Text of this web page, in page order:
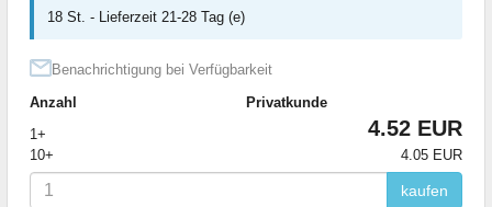
18 St. - Lieferzeit 21-28 Tag (e)
Benachrichtigung bei Verfügbarkeit
Anzahl
Privatkunde
1+
4.52 EUR
10+ 4.05 EUR
kaufen